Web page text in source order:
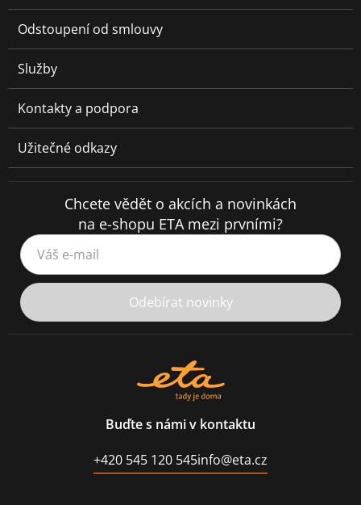
Odstoupení od smlouvy
Služby
Kontakty a podpora
Užitečné odkazy
Chcete vědět o akcích a novinkách
na e-shopu ETA mezi prvními?
Váš e-mail
Odebírat novinky
Buďte s námi v kontaktu
+420 545 120 545info@eta.cz